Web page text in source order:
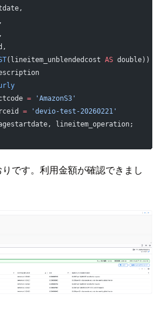
(lineitem_unblendedcost AS double))
= 'AmazonS3'
= 'devio-test-20260221'
lineitem_operation;
です。利用金額が確認できまし